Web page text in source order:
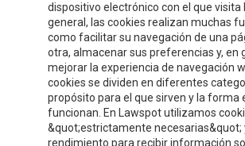
dispositivo electrónico con el que visita
general, las cookies realizan muchas
como facilitar su navegación de una
otra, almacenar sus preferencias y, en
mejorar la experiencia de navegación
cookies se dividen en diferentes
propósito para el que sirven y la forma
funcionan. En Lawspot utilizamos
&quot;estrictamente necesarias&quot;
rendimiento para recibir información
INFORMACIÓN DE CONTACTO
Compre y Compare S.A.U.
Polígono Tejerías Sur, Calle Torrecilla, 42
26500 - Calahorra (La Rioja)